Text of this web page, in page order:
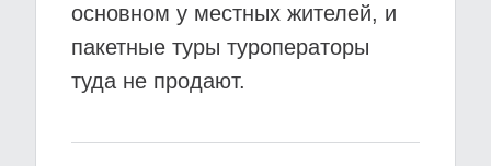
основном у местных жителей, и
пакетные туры туроператоры
туда не продают.